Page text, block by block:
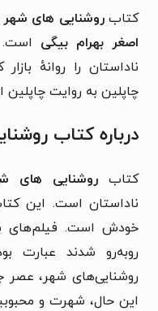
کتابروشنایی های شهر
اصغر بهرام بیگی است.
ناداستان را روانهٔ
چاپلین به روایت
درباره کتاب
کتابروشنایی های
ناداستان است. این
خودش است. فیلم‌های
روبه‌رو شدند عبارت
روشنایی‌های شهر، عصر
این حال، شهرت و